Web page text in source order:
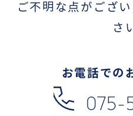
ご不明な点がござ
さ
お電話での
075-